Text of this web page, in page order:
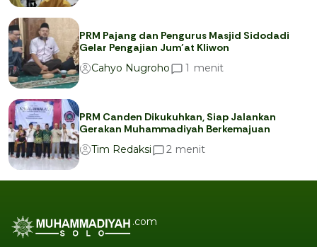
PRM Pajang dan Pengurus Masjid Sidodadi
Gelar Pengajian Jum’at Kliwon
Cahyo Nugroho
1 menit
PRM Canden Dikukuhkan, Siap Jalankan
Gerakan Muhammadiyah Berkemajuan
Tim Redaksi
2 menit
.com